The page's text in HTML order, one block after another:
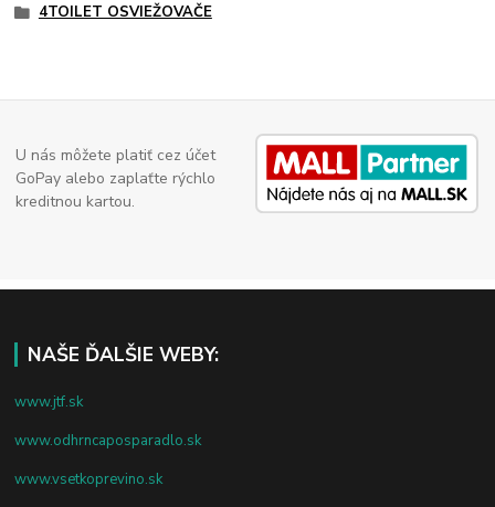
4TOILET OSVIEŽOVAČE
U nás môžete platiť cez účet
GoPay alebo zaplaťte rýchlo
kreditnou kartou.
NAŠE ĎALŠIE WEBY:
www.jtf.sk
www.odhrncaposparadlo.sk
www.vsetkoprevino.sk